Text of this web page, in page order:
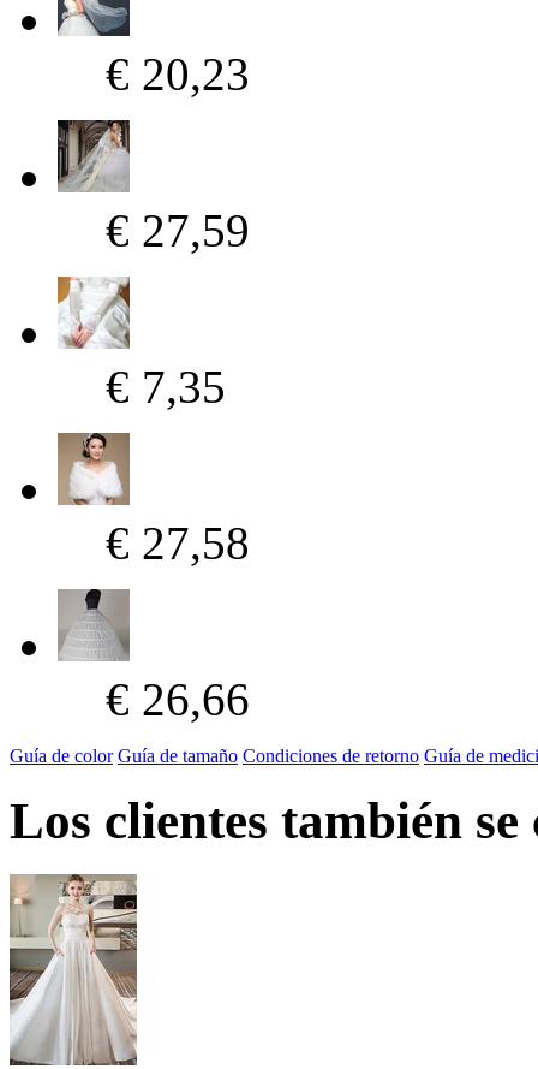
€ 20,23
€ 27,59
€ 7,35
€ 27,58
€ 26,66
Guía de color Guía de tamaño Condiciones de retorno Guía de
Los clientes también se